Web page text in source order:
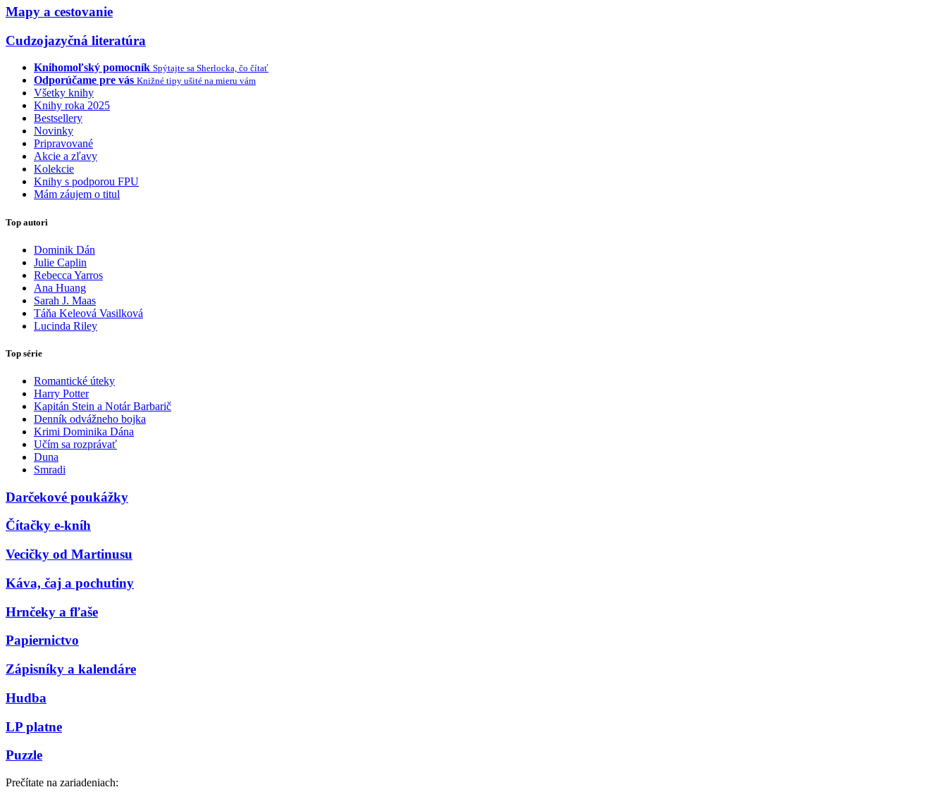
Mapy a cestovanie
Cudzojazyčná literatúra
Knihomoľský pomocník Spýtajte sa Sherlocka, čo čítať
Odporúčame pre vás Knižné tipy ušité na mieru vám
Všetky knihy
Knihy roka 2025
Bestsellery
Novinky
Pripravované
Akcie a zľavy
Kolekcie
Knihy s podporou FPU
Mám záujem o titul
Top autori
Dominik Dán
Julie Caplin
Rebecca Yarros
Ana Huang
Sarah J. Maas
Táňa Keleová Vasilková
Lucinda Riley
Top série
Romantické úteky
Harry Potter
Kapitán Stein a Notár Barbarič
Denník odvážneho bojka
Krimi Dominika Dána
Učím sa rozprávať
Duna
Smradi
Darčekové poukážky
Čítačky e-kníh
Vecičky od Martinusu
Káva, čaj a pochutiny
Hrnčeky a fľaše
Papiernictvo
Zápisníky a kalendáre
Hudba
LP platne
Puzzle
Prečítate na zariadeniach: